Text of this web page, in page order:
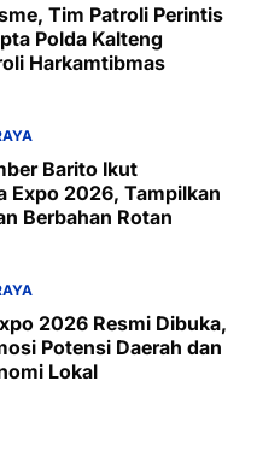
Tim Patroli Perintis
Polda Kalteng
Harkamtibmas
Barito Ikut
Expo 2026, Tampilkan
Berbahan Rotan
2026 Resmi Dibuka,
Potensi Daerah dan
Lokal